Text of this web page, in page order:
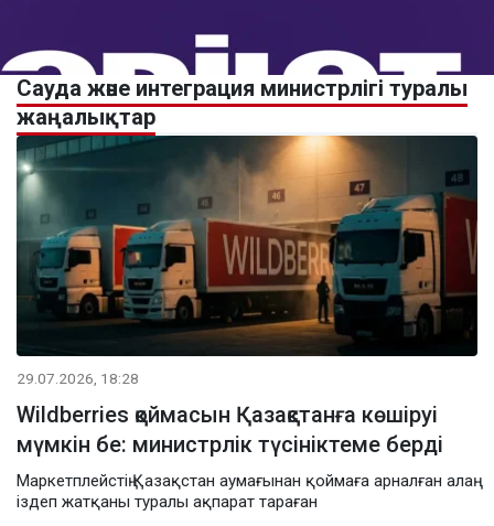
Сауда және интеграция министрлігі туралы
жаңалықтар
29.07.2026, 18:28
Wildberries қоймасын Қазақстанға көшіруі
мүмкін бе: министрлік түсініктеме берді
Маркетплейстің Қазақстан аумағынан қоймаға арналған алаң
іздеп жатқаны туралы ақпарат тараған